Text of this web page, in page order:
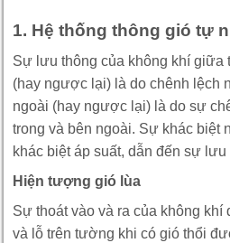
1. Hệ thống thông gió tự
Sự lưu thông của không khí giữa
(hay ngược lại) là do chênh lệch
ngoài (hay ngược lại) là do sự
trong và bên ngoài. Sự khác biệt
khác biệt áp suất, dẫn đến sự
Hiện tượng gió lùa
Sự thoát vào và ra của không
và lỗ trên tường khi có gió thổi